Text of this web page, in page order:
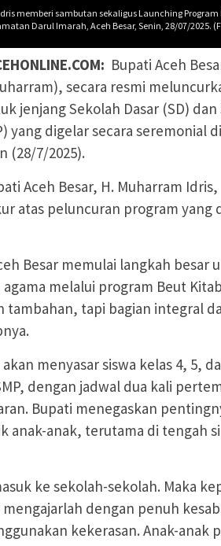
memberi sambutan sekaligus Launching Program
Darul Imarah, Aceh Besar, Senin, 28/07/2025.
Bupati Aceh
secara resmi
jenjang Sekolah Dasar (SD)
yang digelar secara seremonial
(28/7/2025).
Aceh Besar, H. Muharram Idris,
atas peluncuran program yang
Besar memulai langkah besar
melalui program Beut
tambahan, tapi bagian integral
menyasar siswa kelas 4, 5,
dengan jadwal dua kali
Bupati menegaskan
anak-anak, terutama di tengah
ke sekolah-sekolah. Maka
dengan penuh
kekerasan. Anak-anak